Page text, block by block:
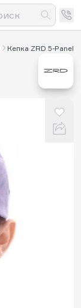
Кепка ZRD 5-Panel